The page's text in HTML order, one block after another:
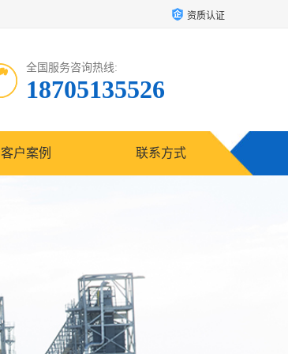
资质认证
全国服务咨询热线:
18705135526
客户案例 联系方式